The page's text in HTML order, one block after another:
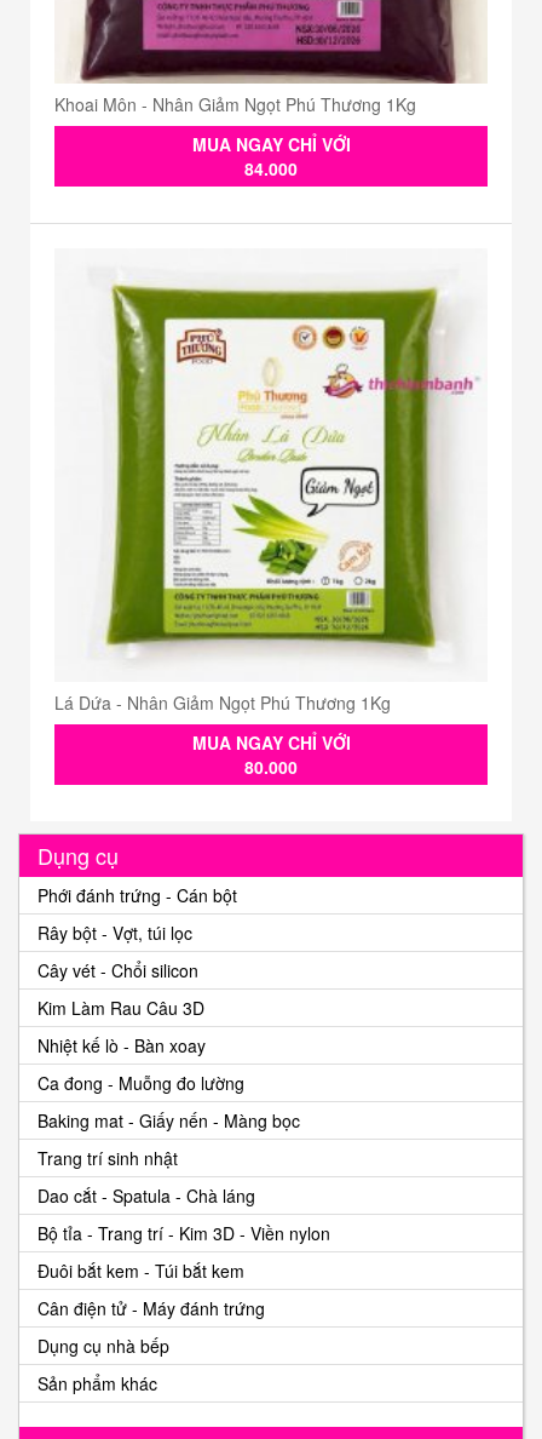
Khoai Môn - Nhân Giảm Ngọt Phú Thương 1Kg
MUA NGAY CHỈ VỚI
84.000
Lá Dứa - Nhân Giảm Ngọt Phú Thương 1Kg
MUA NGAY CHỈ VỚI
80.000
Dụng cụ
Phới đánh trứng - Cán bột
Rây bột - Vợt, túi lọc
Cây vét - Chổi silicon
Kim Làm Rau Câu 3D
Nhiệt kế lò - Bàn xoay
Ca đong - Muỗng đo lường
Baking mat - Giấy nến - Màng bọc
Trang trí sinh nhật
Dao cắt - Spatula - Chà láng
Bộ tỉa - Trang trí - Kim 3D - Viền nylon
Đuôi bắt kem - Túi bắt kem
Cân điện tử - Máy đánh trứng
Dụng cụ nhà bếp
Sản phẩm khác